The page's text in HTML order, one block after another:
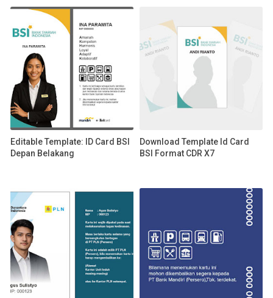
Editable Template: ID Card BSI
Depan Belakang
Download Template Id Card
BSI Format CDR X7